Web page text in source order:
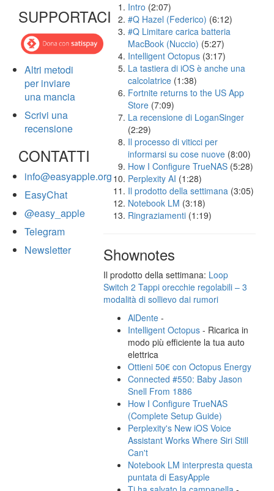
SUPPORTACI
Altri metodi
per inviare
una mancia
Scrivi una
recensione
CONTATTI
info@easyapple.org
EasyChat
@easy_apple
Telegram
Newsletter
Intro (2:07)
#Q Hazel (Federico) (6:12)
#Q Limitare carica batteria
MacBook (Nuccio) (5:27)
Intelligent Octopus (3:17)
La tastiera di iOS è anche una
calcolatrice (1:38)
Fortnite returns to the US App
Store (7:09)
La recensione di LoganSinger
(2:29)
Il processo di viticci per
informarsi su cose nuove (8:00)
How I Configure TrueNAS (5:28)
Perplexity AI (1:28)
Il prodotto della settimana (3:05)
Notebook LM (3:18)
Ringraziamenti (1:19)
Shownotes
Il prodotto della settimana: Loop
Switch 2 Tappi orecchie regolabili – 3
modalità di sollievo dai rumori
AlDente -
Intelligent Octopus - Ricarica in
modo più efficiente la tua auto
elettrica
Ottieni 50€ con Octopus Energy
Connected #550: Baby Jason
Snell From 1886
How I Configure TrueNAS
(Complete Setup Guide)
Perplexity's New iOS Voice
Assistant Works Where Siri Still
Can't
Notebook LM interpresta questa
puntata di EasyApple